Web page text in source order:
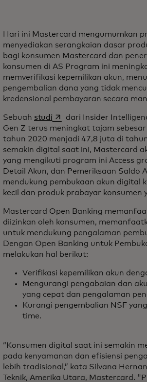
Hari ini Mastercard mengumumkan
menyediakan serangkaian dasar
bagi konsumen Mastercard dan
konsumen di AS Program ini
memverifikasi kepemilikan akun,
pengembalian dana yang tidak
kredensional pembayaran secara
Sebuah studiopens in a new tab
dari Insider
Gen Z terus meningkat tajam
tahun 2020 menjadi 47,8 juta di
semakin digital saat ini, Mastercard
yang mengikuti program ini Access
Detail Akun, dan Pemeriksaan Saldo
mendukung pembukaan akun digital
kecil dan produk prabayar
Mastercard Open Banking
diizinkan oleh konsumen,
untuk mendukung pengalaman
Dengan Open Banking untuk
melakukan hal berikut:
Verifikasi kepemilikan akun
Mengurangi pengabaian dan
yang cepat dan pengalaman
Kurangi pengembalian NSF
time.
“Konsumen digital saat ini semakin
pada kenyamanan dan efisiensi
lebih tradisional,” kata Silvana
Teknik, Amerika Utara, Mastercard.